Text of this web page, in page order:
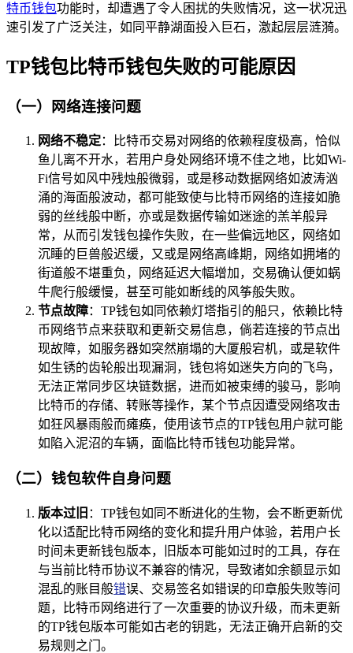
特币钱包功能时，却遭遇了令人困扰的失败情况，这一状况迅
速引发了广泛关注，如同平静湖面投入巨石，激起层层涟漪。
TP钱包比特币钱包失败的可能原因
（一）网络连接问题
网络不稳定：比特币交易对网络的依赖程度极高，恰似
鱼儿离不开水，若用户身处网络环境不佳之地，比如Wi-
Fi信号如风中残烛般微弱，或是移动数据网络如波涛汹
涌的海面般波动，都可能致使与比特币网络的连接如脆
弱的丝线般中断，亦或是数据传输如迷途的羔羊般异
常，从而引发钱包操作失败，在一些偏远地区，网络如
沉睡的巨兽般迟缓，又或是网络高峰期，网络如拥堵的
街道般不堪重负，网络延迟大幅增加，交易确认便如蜗
牛爬行般缓慢，甚至可能如断线的风筝般失败。
节点故障：TP钱包如同依赖灯塔指引的船只，依赖比特
币网络节点来获取和更新交易信息，倘若连接的节点出
现故障，如服务器如突然崩塌的大厦般宕机，或是软件
如生锈的齿轮般出现漏洞，钱包将如迷失方向的飞鸟，
无法正常同步区块链数据，进而如被束缚的骏马，影响
比特币的存储、转账等操作，某个节点因遭受网络攻击
如狂风暴雨般而瘫痪，使用该节点的TP钱包用户就可能
如陷入泥沼的车辆，面临比特币钱包功能异常。
（二）钱包软件自身问题
版本过旧 ：TP钱包如同不断进化的生物，会不断更新优
化以适配比特币网络的变化和提升用户体验，若用户长
时间未更新钱包版本，旧版本可能如过时的工具，存在
与当前比特币协议不兼容的情况，导致诸如余额显示如
混乱的账目般错误、交易签名如错误的印章般失败等问
题，比特币网络进行了一次重要的协议升级，而未更新
的TP钱包版本可能如古老的钥匙，无法正确开启新的交
易规则之门。